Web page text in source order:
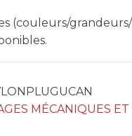
(couleurs/
MÉCANIQUES ET